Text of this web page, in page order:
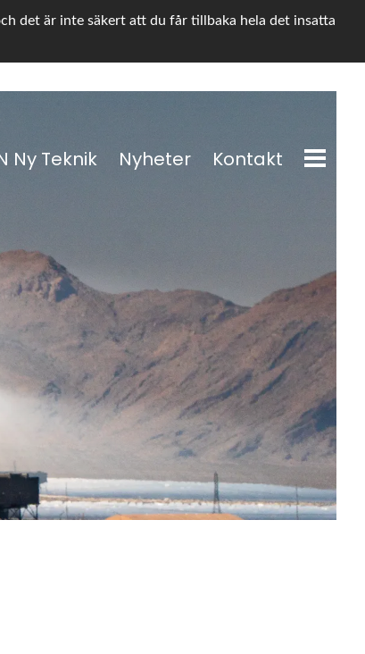
det är inte säkert att du får tillbaka hela det insatta
Ny Teknik Nyheter Kontakt